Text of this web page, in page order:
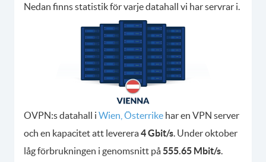
Nedan finns statistik för varje datahall vi har servrar i.
OVPN:s datahall i Wien, Österrike har en VPN server
och en kapacitet att leverera4 Gbit/s. Under oktober
låg förbrukningen i genomsnitt på555.65 Mbit/s.